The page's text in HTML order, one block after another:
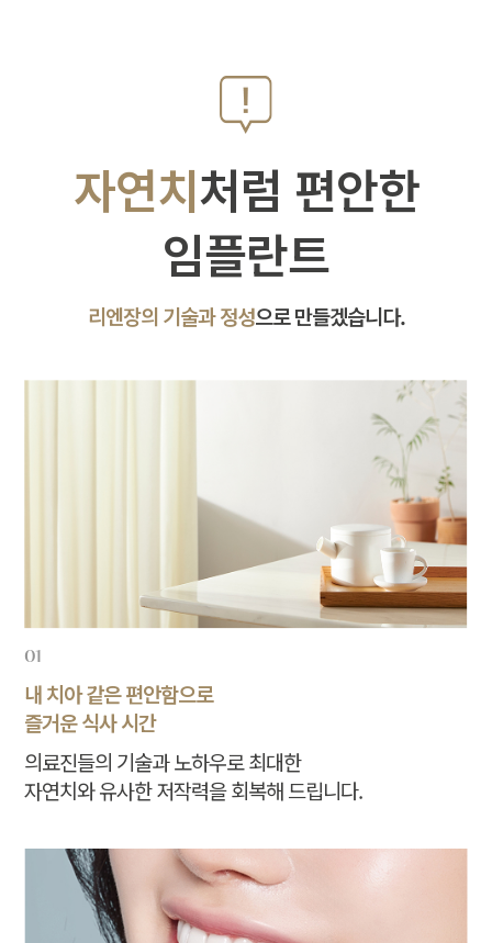
자연치처럼 편안한
임플란트
리엔장의 기술과 정성으로 만들겠습니다.
01
내 치아 같은 편안함으로
즐거운 식사 시간
의료진들의 기술과 노하우로 최대한
자연치와 유사한 저작력을 회복해 드립니다.